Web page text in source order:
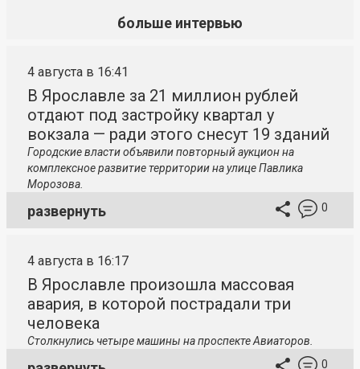
больше интервью
4 августа в 16:41
В Ярославле за 21 миллион рублей
отдают под застройку квартал у
вокзала — ради этого снесут 19 зданий
Городские власти объявили повторный аукцион на
комплексное развитие территории на улице Павлика
Морозова.
развернуть 0
4 августа в 16:17
В Ярославле произошла массовая
авария, в которой пострадали три
человека
Столкнулись четыре машины на проспекте Авиаторов.
0